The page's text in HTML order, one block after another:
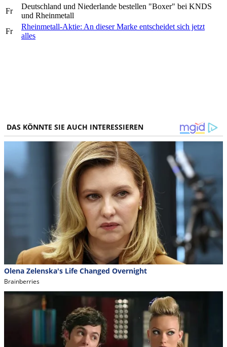
Fr
Deutschland und Niederlande bestellen "Boxer" bei KNDS
und Rheinmetall
Fr
Rheinmetall-Aktie: An dieser Marke entscheidet sich jetzt
alles